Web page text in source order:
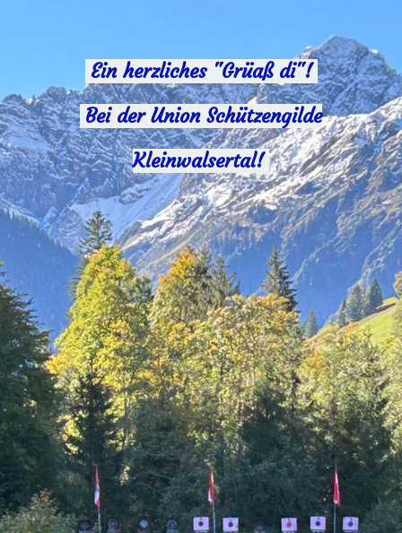
Ein herzliches "Grüaß di"!
Bei der Union Schützengilde
Kleinwalsertal!